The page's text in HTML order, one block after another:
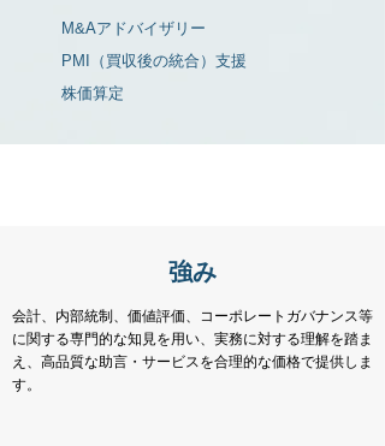
M&Aアドバイザリー
PMI（買収後の統合）支援
株価算定
強み
会計、内部統制、価値評価、コーポレートガバナンス等
に関する専門的な知見を用い、実務に対する理解を踏ま
え、高品質な助言・サービスを合理的な価格で提供しま
す。